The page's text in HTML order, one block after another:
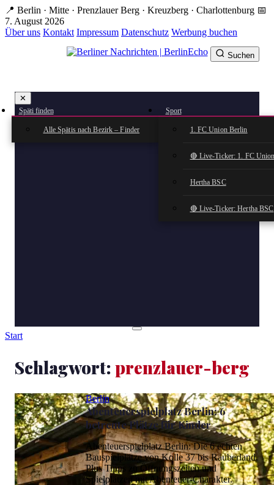
Zum
Hauptinhalt
springen
📍 Berlin · Mitte · Prenzlauer Berg · Kreuzberg · Charlottenburg 📅
7. August 2026
Über uns Kontakt Impressum Datenschutz Werbung buchen
✕
Späti finden
Alle Spätis nach Bezirk – Finder
Sport
1. FC Union Berlin
🔴 Live-Ticker: 1. FC
Hertha BSC
🔴 Live-Ticker: Hertha BSC
Suchen
Start
Schlagwort:prenzlauer-berg
Berlin
Abenteuerspielplatz Berlin: 6
betreute Plätze für Kinder
Abenteuerspielplatz Berlin: Die 6 echten
Bauspielplätze von Kolle 37 bis Räuberland.
Plus Tipps zu Öffnungszeiten und
Spielplätzen mit Abenteuer-Charakter.